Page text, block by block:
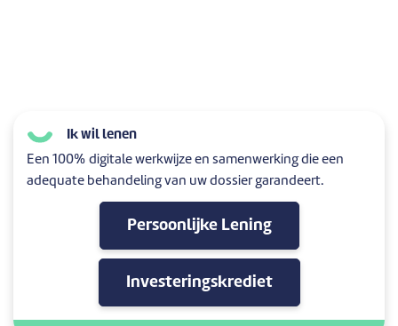
Ik wil lenen
Een 100% digitale werkwijze en samenwerking die een
adequate behandeling van uw dossier garandeert.
Persoonlijke Lening
Investeringskrediet